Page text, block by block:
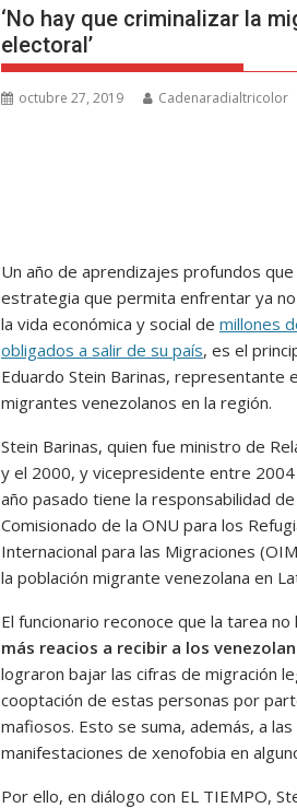
‘No hay que criminalizar la
electoral’
octubre 27, 2019 Cadenaradialtricolor
Un año de aprendizajes profundos
estrategia que permita enfrentar ya
la vida económica y social de millones
obligados a salir de su país, es el
Eduardo Stein Barinas, representante
migrantes venezolanos en la región.
Stein Barinas, quien fue ministro de
y el 2000, y vicepresidente entre
año pasado tiene la responsabilidad
Comisionado de la ONU para los
Internacional para las Migraciones
la población migrante venezolana en
El funcionario reconoce que la tarea no
más reacios a recibir a los
lograron bajar las cifras de migración
cooptación de estas personas por
mafiosos. Esto se suma, además, a
manifestaciones de xenofobia en
Por ello, en diálogo con EL TIEMPO,